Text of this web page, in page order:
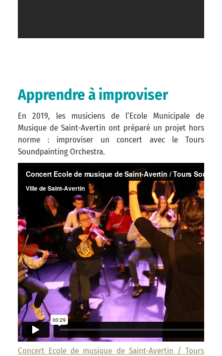
Apprendre à improviser
En 2019, les musiciens de l’Ecole Municipale de
Musique de Saint-Avertin ont préparé un projet hors
norme : improviser un concert avec le Tours
Soundpainting Orchestra.
Concert Ecole de musique de Saint-Avertin / Tours